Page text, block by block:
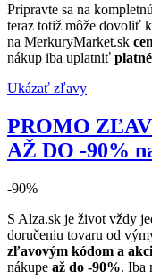
Pripravte sa na
teraz totiž môže dovoliť
na MerkuryMarket.sk
nákup iba uplatniť
Ukázať zľavy
PROMO
AŽ DO -90%
-90%
S Alza.sk je život vždy
doručeniu tovaru od
zľavovým kódom a
nákupe až do -90%. Iba